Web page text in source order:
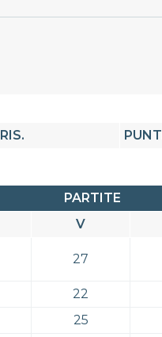
RIS. PUNTI
PARTITE
V
27
22
25